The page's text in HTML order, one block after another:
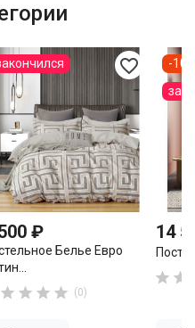
favorite_border
₽
Белье Евро
    (0)
14
 
-